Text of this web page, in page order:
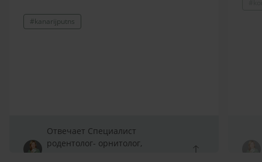
#kanarijputns
Отвечает Специалист
родентолог- орнитолог,